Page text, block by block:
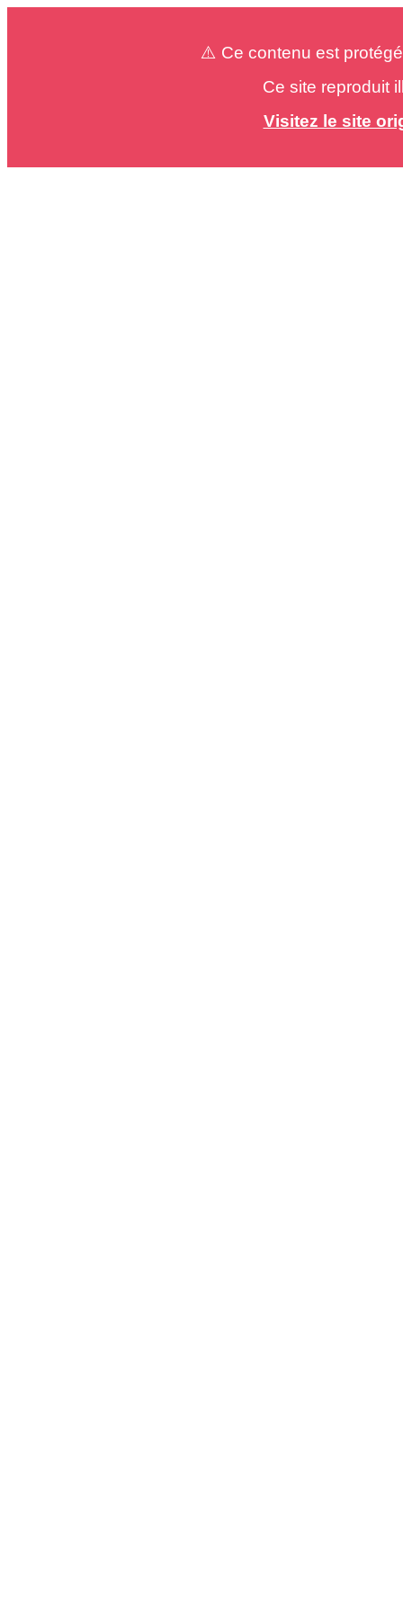
⚠️ Ce contenu est
Ce site reproduit
Visitez le site